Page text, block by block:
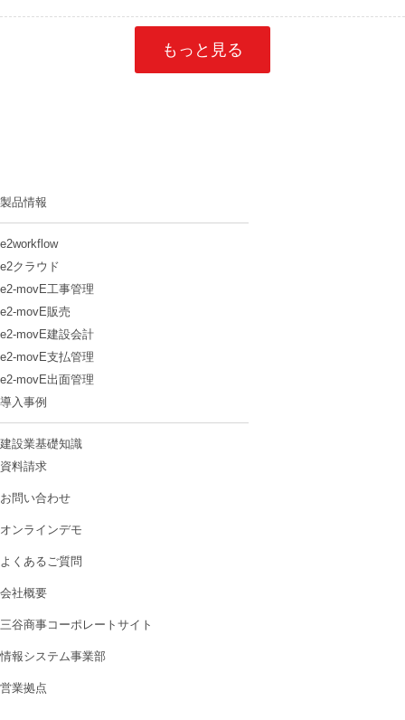
もっと見る
製品情報
e2workflow
e2クラウド
e2-movE工事管理
e2-movE販売
e2-movE建設会計
e2-movE支払管理
e2-movE出面管理
導入事例
建設業基礎知識
資料請求
お問い合わせ
オンラインデモ
よくあるご質問
会社概要
三谷商事コーポレートサイト
情報システム事業部
営業拠点